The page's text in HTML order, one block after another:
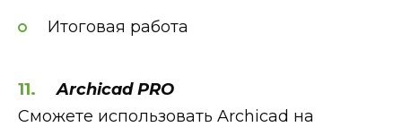
Итоговая работа
Archicad PRO
Сможете использовать Archicad на